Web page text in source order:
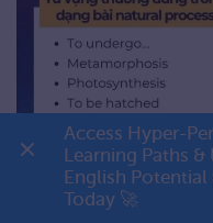
Các từ vựng thường dùng
👉
Access Hyper-
Learning Paths
English
Today 🚀